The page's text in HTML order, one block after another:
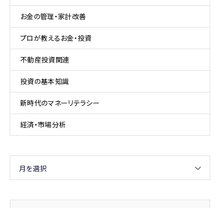
お金の管理・家計改善
プロが教えるお金・投資
不動産投資関連
投資の基本知識
新時代のマネーリテラシー
経済・市場分析
月を選択